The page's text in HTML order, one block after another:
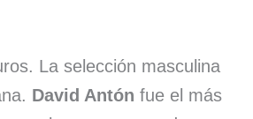
La selección masculina
David Antón fue el más